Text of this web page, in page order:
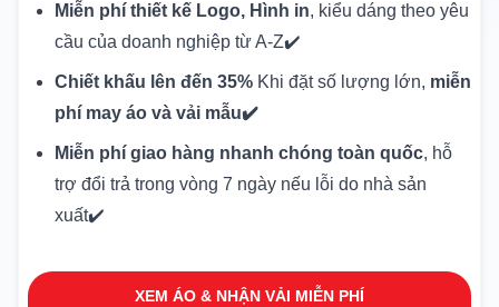
Miễn phí thiết kế Logo, Hình in, kiểu dáng theo yêu
cầu của doanh nghiệp từ A-Z✔️
Chiết khấu lên đến 35% Khi đặt số lượng lớn, miễn
phí may áo và vải mẫu✔️
Miễn phí giao hàng nhanh chóng toàn quốc, hỗ
trợ đổi trả trong vòng 7 ngày nếu lỗi do nhà sản
xuất✔️
XEM ÁO & NHẬN VẢI MIỄN PHÍ